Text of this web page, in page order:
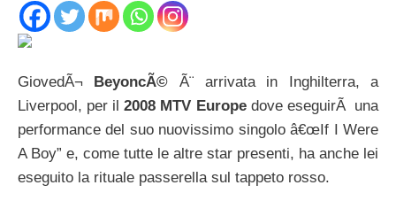
GiovedÃ¬ BeyoncÃ© Ã¨ arrivata in Inghilterra, a
Liverpool, per il2008 MTV Europedove eseguirÃ una
performance del suo nuovissimo singolo â€œIf I Were
A Boy” e, come tutte le altre star presenti, ha anche lei
eseguito la rituale passerella sul tappeto rosso.